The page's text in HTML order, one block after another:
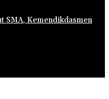
SMA, Kemendikdasmen